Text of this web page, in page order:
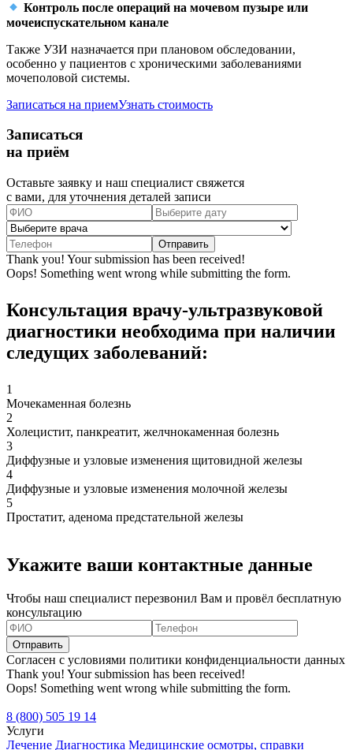
Контроль после операций на мочевом пузыре или
мочеиспускательном канале
Также УЗИ назначается при плановом обследовании,
особенно у пациентов с хроническими заболеваниями
мочеполовой системы.
Записаться на приемУзнать стоимость
Записаться
на приём
Оставьте заявку и наш специалист свяжется
с вами, для уточнения деталей записи
Thank you! Your submission has been received!
Oops! Something went wrong while submitting the form.
Консультация врачу-ультразвуковой
диагностики необходима при наличии
следущих заболеваний:
1
Мочекаменная болезнь
2
Холецистит, панкреатит, желчнокаменная болезнь
3
Диффузные и узловые изменения щитовидной железы
4
Диффузные и узловые изменения молочной железы
5
Простатит, аденома предстательной железы
Укажите ваши контактные данные
Чтобы наш специалист перезвонил Вам и провёл бесплатную
консультацию
Согласен с условиями политики конфиденциальности данных
Thank you! Your submission has been received!
Oops! Something went wrong while submitting the form.
8 (800) 505 19 14
Услуги
Лечение Диагностика Медицинские осмотры, справки